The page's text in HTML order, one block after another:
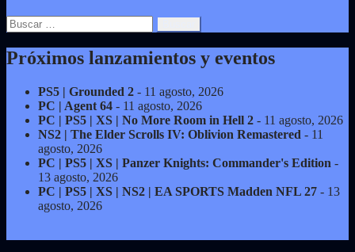
Buscar:
Próximos lanzamientos y eventos
PS5 | Grounded 2 - 11 agosto, 2026
PC | Agent 64 - 11 agosto, 2026
PC | PS5 | XS | No More Room in Hell 2 - 11 agosto, 2026
NS2 | The Elder Scrolls IV: Oblivion Remastered - 11
agosto, 2026
PC | PS5 | XS | Panzer Knights: Commander's Edition -
13 agosto, 2026
PC | PS5 | XS | NS2 | EA SPORTS Madden NFL 27 - 13
agosto, 2026